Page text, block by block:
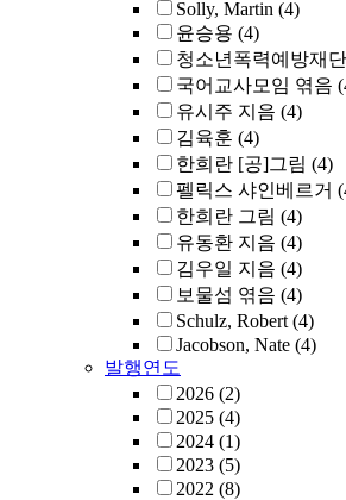
Solly, Martin (4)
윤승용 (4)
청소년폭력예방재단
국어교사모임 엮음
유시주 지음 (4)
김육훈 (4)
한희란 [공]그림 (4)
펠릭스 샤인베르거
한희란 그림 (4)
유동환 지음 (4)
김우일 지음 (4)
보물섬 엮음 (4)
Schulz, Robert (4)
Jacobson, Nate (4)
발행연도
2026 (2)
2025 (4)
2024 (1)
2023 (5)
2022 (8)